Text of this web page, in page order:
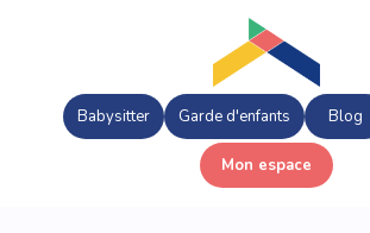
Babysitter Garde d'enfants Blog
Mon espace